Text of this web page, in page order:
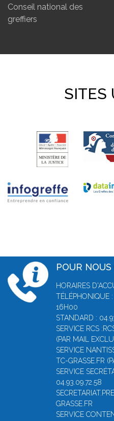
Conseil national des
greffiers
SITES
POUR
HORAIRES
TÉLÉPHONIQUE
16H00
STANDARD :
SERVICE RCS
(PAR MAIL
SERVICE
TC-GRASSE.FR
SERVICE
04.93.09.72.58
GRASSE.FR
SERVICE